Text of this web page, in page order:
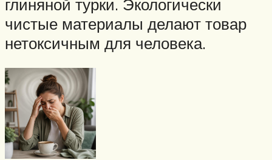
глиняной турки. Экологически
чистые материалы делают товар
нетоксичным для человека.